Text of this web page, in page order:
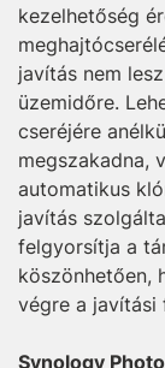
kezelhetőség
javítás nem
üzemidőre.
cseréjére
megszakadna,
automatikus
javítás
felgyorsítja a
köszönhetően,
végre a javítási
Synology